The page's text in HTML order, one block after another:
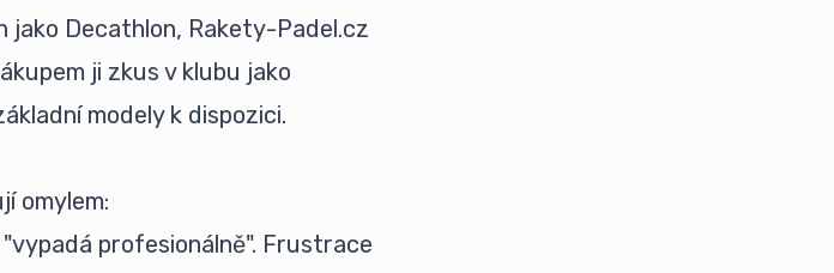
jako Decathlon, Rakety-Padel.cz
ji zkus v klubu jako
modely k dispozici.
omylem:
profesionálně". Frustrace